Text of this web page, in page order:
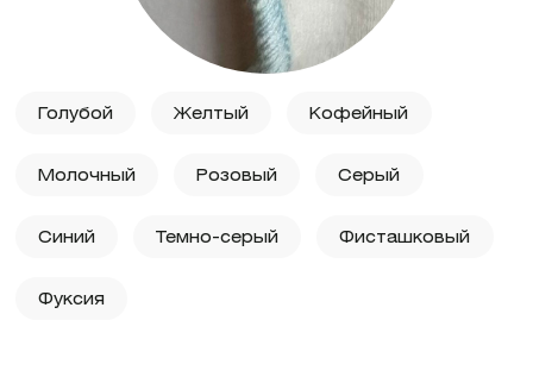
Голубой Желтый Кофейный
Молочный Розовый Серый
Синий Темно-серый Фисташковый
Фуксия